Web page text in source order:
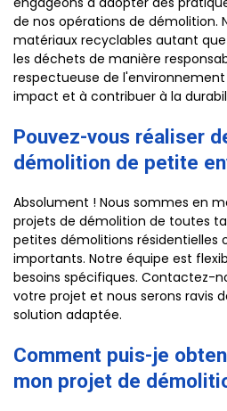
de nos opérations de démolition.
matériaux recyclables autant
les déchets de manière
respectueuse de
impact et à contribuer à la
Pouvez-vous réaliser
démolition de petite
Absolument ! Nous sommes en
projets de démolition de toutes
petites démolitions résidentielles
importants. Notre équipe est
besoins spécifiques. Contactez-
votre projet et nous serons ravis
solution adaptée.
Comment puis-je
mon projet de